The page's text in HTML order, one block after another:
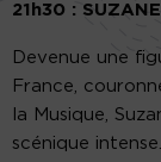
21h30 :
Devenue une
France,
la Musique,
scénique